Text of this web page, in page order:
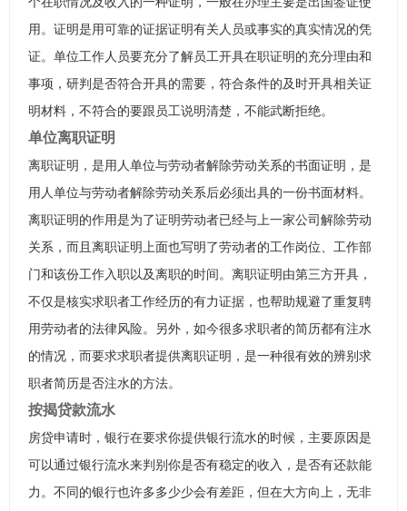
用。证明是用可靠的证据证明有关人员或事实的真实情况的凭
证。单位工作人员要充分了解员工开具在职证明的充分理由和
事项，研判是否符合开具的需要，符合条件的及时开具相关证
明材料，不符合的要跟员工说明清楚，不能武断拒绝。
单位离职证明
离职证明，是用人单位与劳动者解除劳动关系的书面证明，是
用人单位与劳动者解除劳动关系后必须出具的一份书面材料。
离职证明的作用是为了证明劳动者已经与上一家公司解除劳动
关系，而且离职证明上面也写明了劳动者的工作岗位、工作部
门和该份工作入职以及离职的时间。离职证明由第三方开具，
不仅是核实求职者工作经历的有力证据，也帮助规避了重复聘
用劳动者的法律风险。另外，如今很多求职者的简历都有注水
的情况，而要求求职者提供离职证明，是一种很有效的辨别求
职者简历是否注水的方法。
按揭贷款流水
房贷申请时，银行在要求你提供银行流水的时候，主要原因是
可以通过银行流水来判别你是否有稳定的收入，是否有还款能
力。不同的银行也许多多少少会有差距，但在大方向上，无非